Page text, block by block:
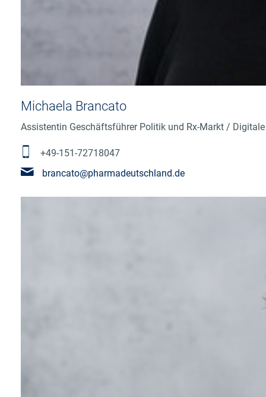
Michaela Brancato
Assistentin Geschäftsführer Politik und Rx-Markt /
+49-151-72718047
brancato@pharmadeutschland.de